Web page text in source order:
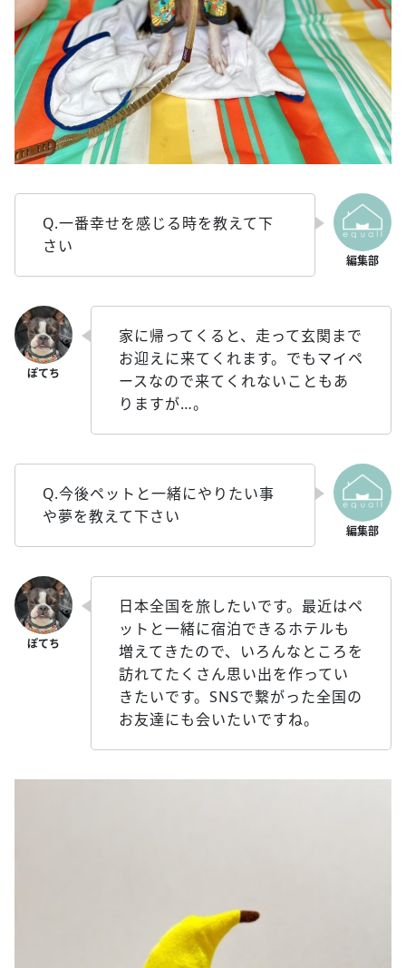
Q.一番幸せを感じる時を教えて下
さい
家に帰ってくると、走って玄関まで
お迎えに来てくれます。でもマイペ
ースなので来てくれないこともあ
りますが…。
Q.今後ペットと一緒にやりたい事
や夢を教えて下さい
日本全国を旅したいです。最近はペ
ットと一緒に宿泊できるホテルも
増えてきたので、いろんなところを
訪れてたくさん思い出を作ってい
きたいです。SNSで繋がった全国の
お友達にも会いたいですね。